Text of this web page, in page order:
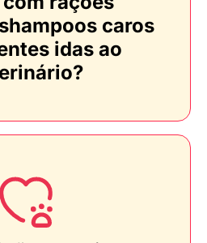
caros
idas ao